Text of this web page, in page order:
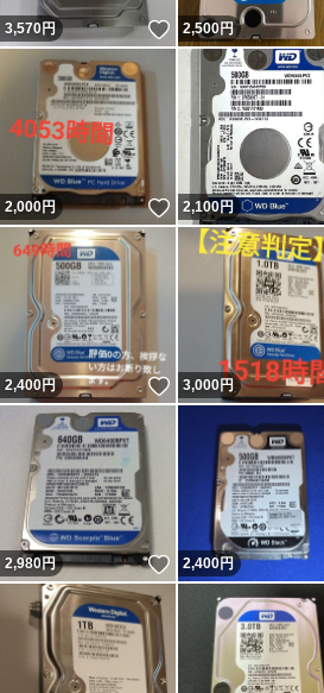
3,570円 いいね！
2,500円
2,000円 いいね！
2,100円
2,400円 いいね！
3,000円
2,980円 いいね！
2,400円